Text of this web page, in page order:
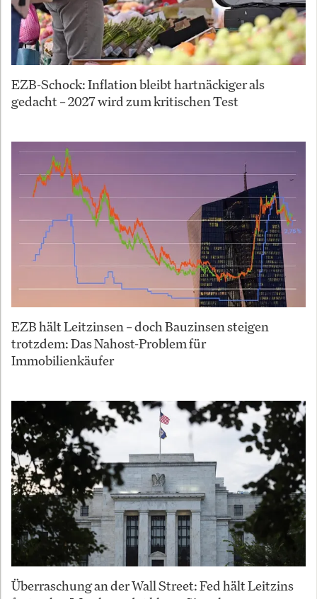
EZB-Schock: Inflation bleibt hartnäckiger als
gedacht – 2027 wird zum kritischen Test
EZB hält Leitzinsen – doch Bauzinsen steigen
trotzdem: Das Nahost-Problem für
Immobilienkäufer
Überraschung an der Wall Street: Fed hält Leitzins